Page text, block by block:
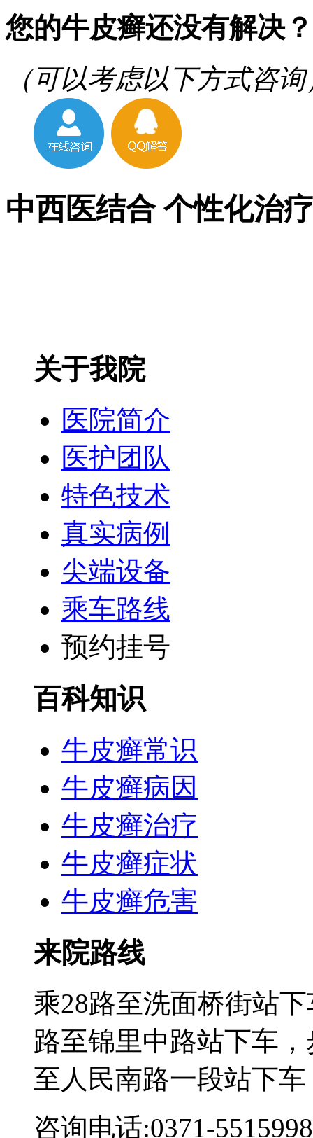
您的牛皮癣还没有解决？
（可以考虑以下方式咨询
中西医结合 个性化治
关于我院
医院简介
医护团队
特色技术
真实病例
尖端设备
乘车路线
预约挂号
百科知识
牛皮癣常识
牛皮癣病因
牛皮癣治疗
牛皮癣症状
牛皮癣危害
来院路线
乘28路至洗面桥街站
路至锦里中路站下车
至人民南路一段站下
咨询电话:0371-